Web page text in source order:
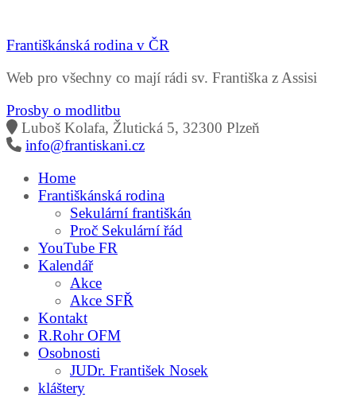
Františkánská rodina v ČR
Web pro všechny co mají rádi sv. Františka z Assisi
Prosby o modlitbu
Luboš Kolafa, Žlutická 5, 32300 Plzeň
info@frantiskani.cz
Home
Františkánská rodina
Sekulární františkán
Proč Sekulární řád
YouTube FR
Kalendář
Akce
Akce SFŘ
Kontakt
R.Rohr OFM
Osobnosti
JUDr. František Nosek
kláštery